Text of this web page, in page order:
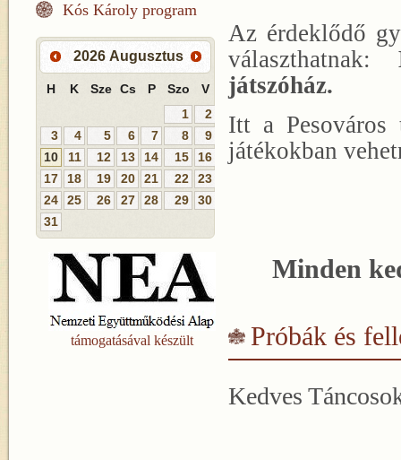
Kós Károly program
2026 Augusztus
H K Sze Cs P Szo
V
1
2
3
4 5 6 7 8
9
10
11 12 13 14 15
16
17
18 19 20 21 22
23
24
25 26 27 28 29
30
31
támogatásával készült
Az érdeklődő
választhatnak:
játszóház.
Itt a Pesováros
játékokban
Minden
Próbák és
Kedves